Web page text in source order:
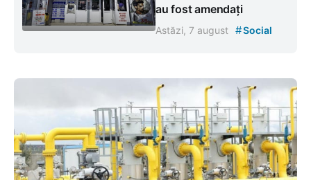
au fost amendați
Astăzi, 7 august #Social